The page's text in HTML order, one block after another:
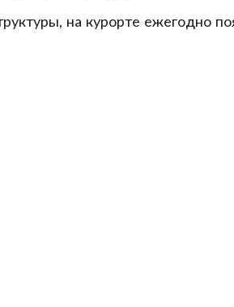
на курорте ежегодно